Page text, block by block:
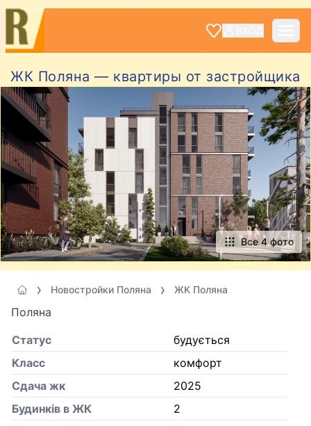
ЖК Поляна — квартиры от застройщика
Все 4 фото
Новостройки Поляна ЖК Поляна
Поляна
Статус
будується
Класс
комфорт
Сдача жк
2025
Будинків в ЖК
2